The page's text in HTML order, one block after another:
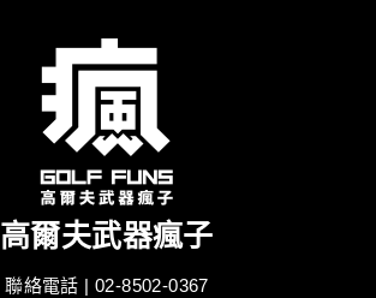
高爾夫武器瘋子
聯絡電話 | 02-8502-0367